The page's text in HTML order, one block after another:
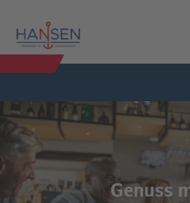
Genuss